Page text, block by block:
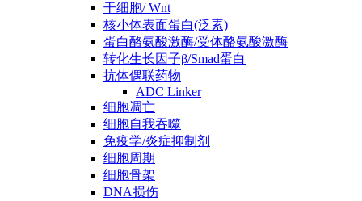
干细胞/ Wnt
核小体表面蛋白(泛素)
蛋白酪氨酸激酶/受体酪氨酸激酶
转化生长因子β/Smad蛋白
抗体偶联药物
ADC Linker
细胞凋亡
细胞自我吞噬
免疫学/炎症抑制剂
细胞周期
细胞骨架
DNA损伤